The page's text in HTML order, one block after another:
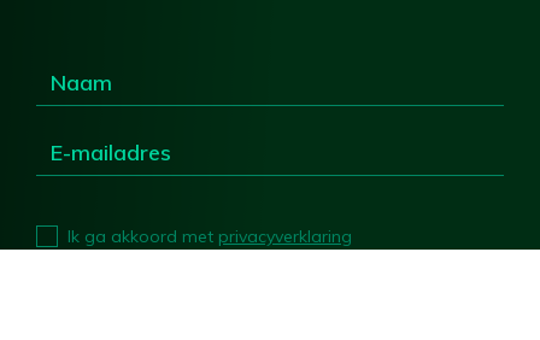
Ik ga akkoord met privacyverklaring